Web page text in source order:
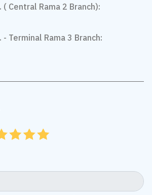
( Central Rama 2 Branch):
- Terminal Rama 3 Branch:
4.5
4.0
3.5
3.0
2.5
2.0
1.5